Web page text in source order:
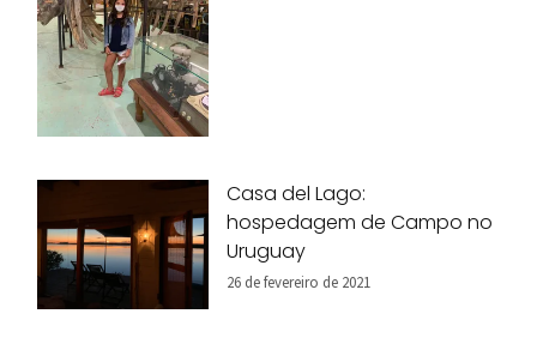
Casa del Lago:
hospedagem de Campo no
Uruguay
26 de fevereiro de 2021